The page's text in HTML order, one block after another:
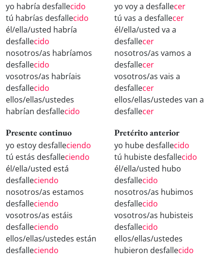
yo habría desfallecido
tú habrías desfallecido
él/ella/usted habría
desfallecido
nosotros/as habríamos
desfallecido
vosotros/as habríais
desfallecido
ellos/ellas/ustedes
habrían desfallecido
yo voy a desfallecer
tú vas a desfallecer
él/ella/usted va a
desfallecer
nosotros/as vamos a
desfallecer
vosotros/as vais a
desfallecer
ellos/ellas/ustedes van a
desfallecer
Presente continuo
yo estoy desfalleciendo
tú estás desfalleciendo
él/ella/usted está
desfalleciendo
nosotros/as estamos
desfalleciendo
vosotros/as estáis
desfalleciendo
ellos/ellas/ustedes están
desfalleciendo
Pretérito anterior
yo hube desfallecido
tú hubiste desfallecido
él/ella/usted hubo
desfallecido
nosotros/as hubimos
desfallecido
vosotros/as hubisteis
desfallecido
ellos/ellas/ustedes
hubieron desfallecido